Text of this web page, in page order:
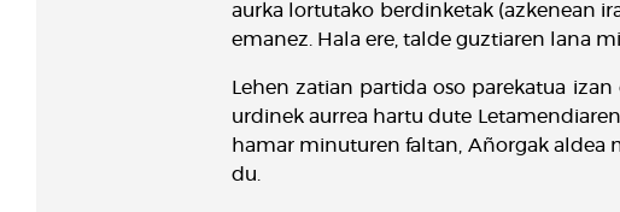
aurka lortutako berdinketak (azkenean
emanez. Hala ere, talde guztiaren lana
Lehen zatian partida oso parekatua
urdinek aurrea hartu dute
hamar minuturen faltan, Añorgak aldea
du.